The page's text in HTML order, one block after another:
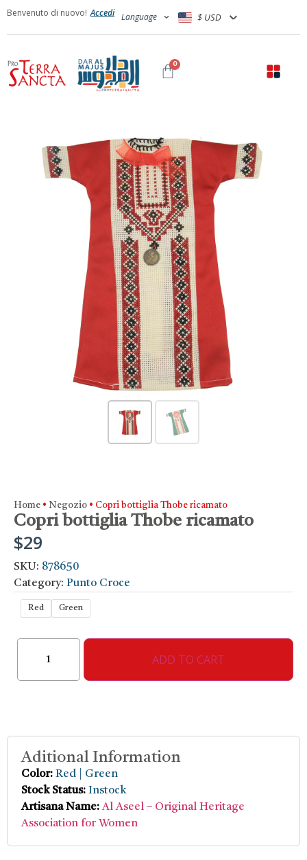
Benvenuto di nuovo! Accedi Language $ USD
0
Home • Negozio • Copri bottiglia Thobe ricamato
Copri bottiglia Thobe ricamato
$29
SKU: 878650
Category: Punto Croce
Red Green
ADD TO CART
Aditional Information
Color: Red | Green
Stock Status: Instock
Artisana Name:Al Aseel – Original Heritage
Association for Women